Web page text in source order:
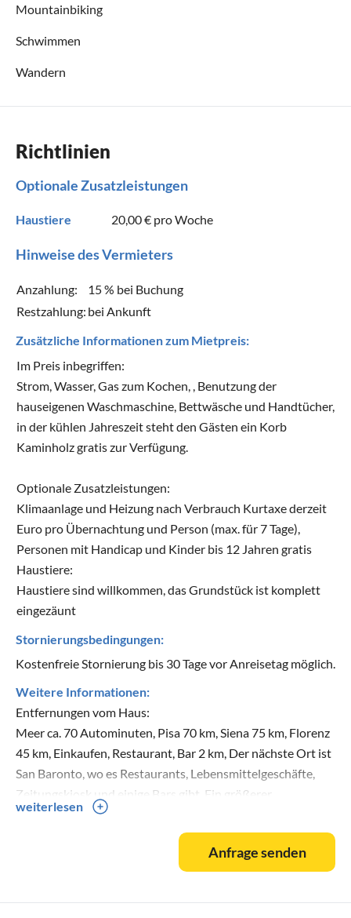
Mountainbiking
Schwimmen
Wandern
Richtlinien
Optionale Zusatzleistungen
Haustiere 20,00 € pro Woche
Hinweise des Vermieters
Anzahlung:
15 % bei Buchung
Restzahlung: bei Ankunft
Zusätzliche Informationen zum Mietpreis:
Im Preis inbegriffen:
Strom, Wasser, Gas zum Kochen, , Benutzung der
hauseigenen Waschmaschine, Bettwäsche und Handtücher,
in der kühlen Jahreszeit steht den Gästen ein Korb
Kaminholz gratis zur Verfügung.
Optionale Zusatzleistungen:
Klimaanlage und Heizung nach Verbrauch Kurtaxe derzeit
Euro pro Übernachtung und Person (max. für 7 Tage),
Personen mit Handicap und Kinder bis 12 Jahren gratis
Haustiere:
Haustiere sind willkommen, das Grundstück ist komplett
eingezäunt
Stornierungsbedingungen:
Kostenfreie Stornierung bis 30 Tage vor Anreisetag möglich.
Weitere Informationen:
Entfernungen vom Haus:
Meer ca. 70 Autominuten, Pisa 70 km, Siena 75 km, Florenz
45 km, Einkaufen, Restaurant, Bar 2 km, Der nächste Ort ist
San Baronto, wo es Restaurants, Lebensmittelgeschäfte,
Zeitungskiosk und einige Bars gibt. Ein größerer
Supermarkt befindet sich in Lamporecchio, ca. 3 km
entfernt. In Vinci, ca. 8 km entfernt gibt es weitere
weiterlesen
Anfrage senden